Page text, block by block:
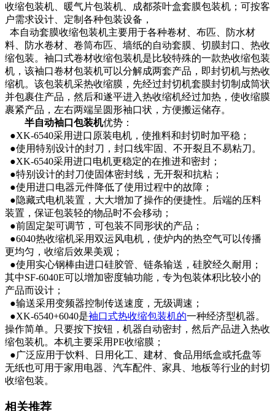
收缩包装机、暖气片包装机、成都茶叶盒套膜包装机；可按客
户需求设计、定制各种包装设备，
本自动套膜收缩包装机主要用于各种卷材、布匹、防水材
料、防水卷材、卷筒布匹、墙纸的自动套膜、切膜封口、热收
缩包装。袖口式卷材收缩包装机是比较特殊的一款热收缩包装
机，该袖口卷材包装机可以分解成两套产品，即封切机与热收
缩机。该包装机采热收缩膜，先经过封切机套膜封切制成筒状
并包裹住产品，然后和遂平进入热收缩机经过加热，使收缩膜
裹紧产品，左右两端呈圆形袖口状，方便搬运储存。
半自动袖口包装机优势：
●XK-6540采用进口原装电机，使推料和封切时加平稳；
●使用特别设计的封刀，封口线牢固、不开裂且不易粘刀。
●XK-6540采用进口电机更稳定的在推进和密封；
●特别设计的封刀使固体密封线，无开裂和抗粘；
●使用进口电器元件降低了使用过程中的故障；
●隐藏式电机装置，大大增加了操作的便捷性。后端的压料
装置，保证包装轻的物品时不会移动；
●前固定架可调节，可包装不同形状的产品；
●6040热收缩机采用双运风电机，使炉内的热空气可以传播
更均匀，收缩后效果美观；
●使用实心钢棒由进口硅胶管、链条输送，硅胶经久耐用；
其中SF-6040E可以增加密度轴功能，专为包装体积比较小的
产品而设计；
●输送采用变频器控制传送速度，无级调速；
●XK-6540+6040是袖口式热收缩包装机的一种经济型机器。
操作简单。只要按下按钮，机器自动密封，然后产品进入热收
缩包装机。本机主要采用PE收缩膜；
●广泛应用于饮料、日用化工、建材、食品用纸盒或托盘等
无纸也可用于家用电器、汽车配件、家具、地板等行业的封切
收缩包装。
相关推荐